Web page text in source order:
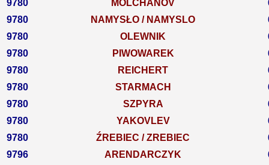
9780
MOLCHANOV
9780
NAMYSŁO / NAMYSLO
9780
OLEWNIK
9780
PIWOWAREK
9780
REICHERT
9780
STARMACH
9780
SZPYRA
9780
YAKOVLEV
9780
ŹREBIEC / ZREBIEC
9796
ARENDARCZYK